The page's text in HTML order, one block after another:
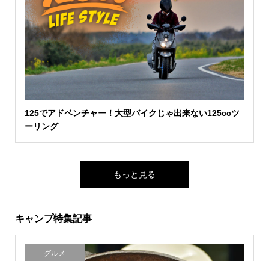
125でアドベンチャー！大型バイクじゃ出来ない125ccツ
ーリング
もっと見る
キャンプ特集記事
グルメ